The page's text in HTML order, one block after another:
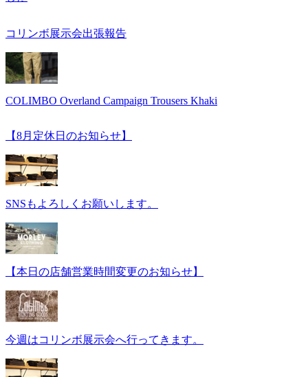
コリンボ展示会出張報告
COLIMBO Overland Campaign Trousers Khaki
【8月定休日のお知らせ】
SNSもよろしくお願いします。
【本日の店舗営業時間変更のお知らせ】
今週はコリンボ展示会へ行ってきます。